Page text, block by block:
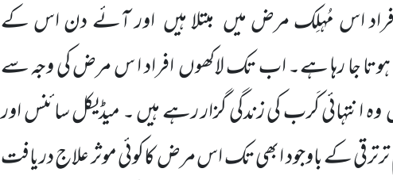
اس مُہلِک مرض میں مبتلا ہیں اور آئے دن اس کے
ہوتا جا رہا ہے۔ اب تک لاکھوں افراد ا س مرض کی وجہ سے
وہ انتہائی کَرب کی زندگی گزار رہے ہیں ۔ میڈیکل سائنس اور
کے باوجود ابھی تک اس مرض کاکوئی موثر علاج دریافت